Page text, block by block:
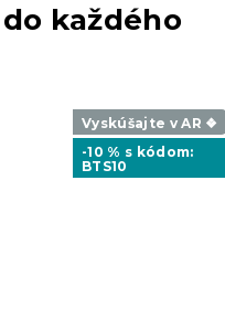
každého
Vyskúšajte v AR ❖
-10 % s kódom:
BTS10